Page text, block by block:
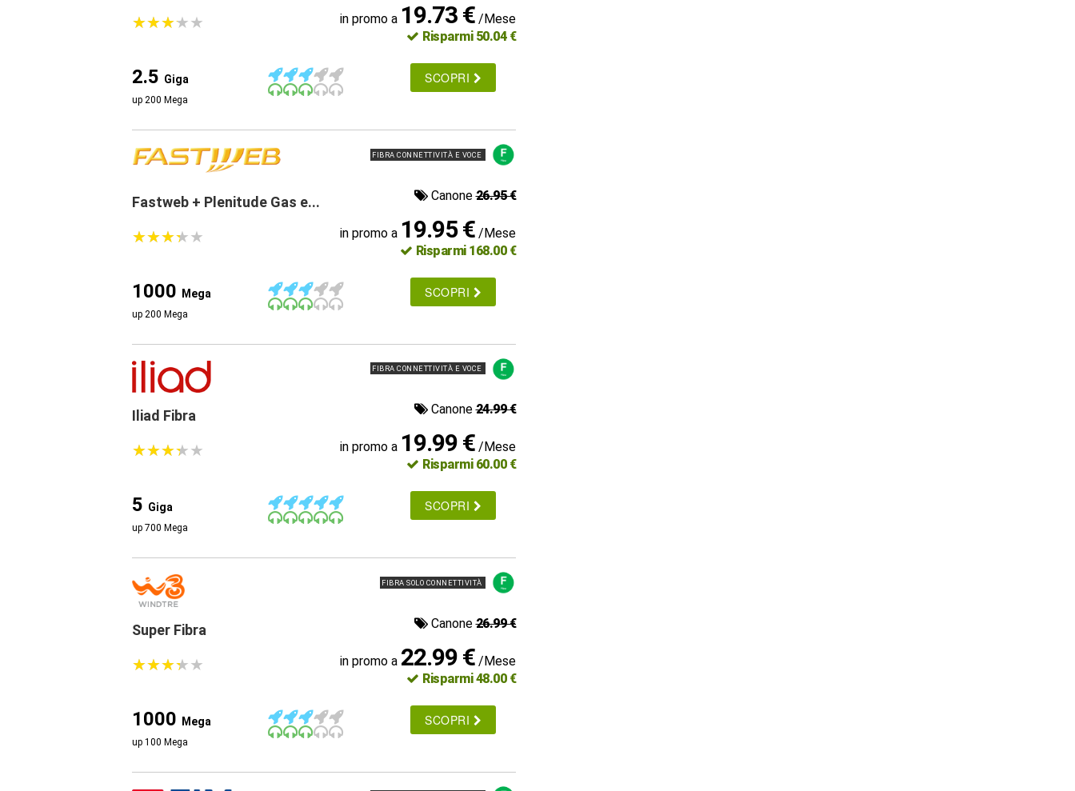
★★★★★
★★★★★ in promo a 19.73 € /Mese
Risparmi 50.04 €
2.5 Giga
up 200 Mega
SCOPRI
FIBRA CONNETTIVITÀ E VOCE
Fastweb + Plenitude Gas e... Canone26.95 €
★★★★★
★★★★★ in promo a 19.95 € /Mese
Risparmi 168.00 €
1000 Mega
up 200 Mega
SCOPRI
FIBRA CONNETTIVITÀ E VOCE
Iliad Fibra Canone24.99 €
★★★★★
★★★★★ in promo a 19.99 € /Mese
Risparmi 60.00 €
5 Giga
up 700 Mega
SCOPRI
FIBRA SOLO CONNETTIVITÀ
Super Fibra Canone26.99 €
★★★★★
★★★★★ in promo a 22.99 € /Mese
Risparmi 48.00 €
1000 Mega
up 100 Mega
SCOPRI